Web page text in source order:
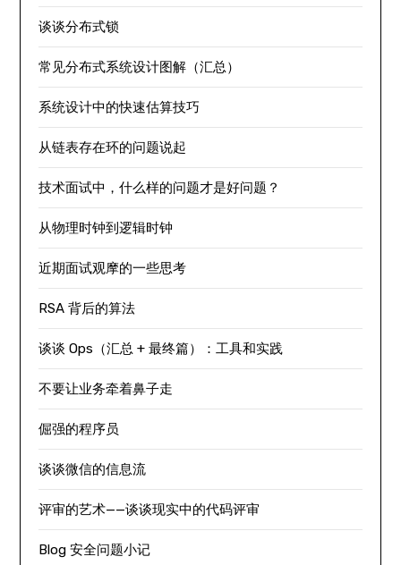
谈谈分布式锁
常见分布式系统设计图解（汇总）
系统设计中的快速估算技巧
从链表存在环的问题说起
技术面试中，什么样的问题才是好问题？
从物理时钟到逻辑时钟
近期面试观摩的一些思考
RSA 背后的算法
谈谈 Ops（汇总 + 最终篇）：工具和实践
不要让业务牵着鼻子走
倔强的程序员
谈谈微信的信息流
评审的艺术——谈谈现实中的代码评审
Blog 安全问题小记